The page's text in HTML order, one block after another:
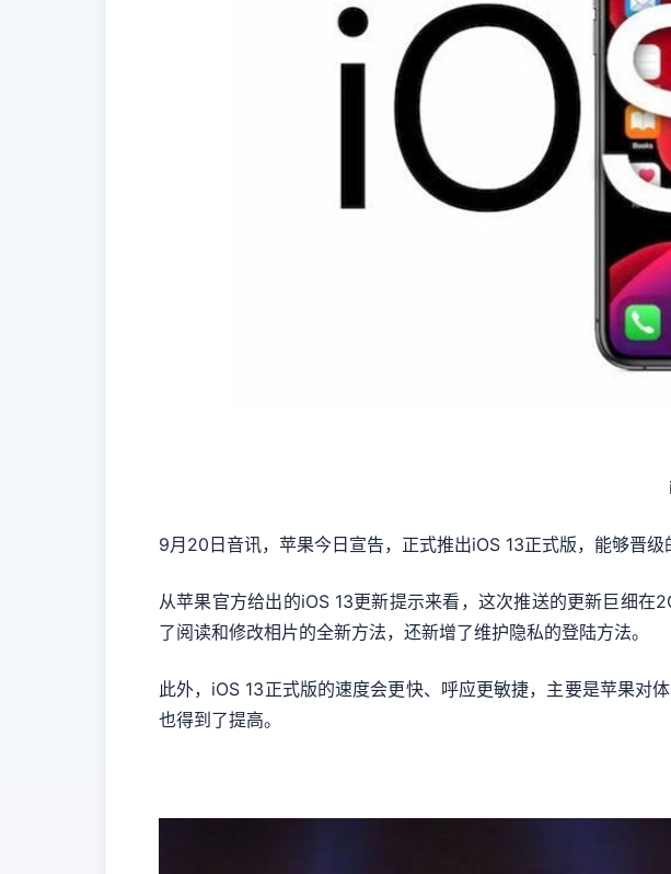
9月20日音讯，苹果今日宣告，正式推出iOS 13正式版，能够晋
从苹果官方给出的iOS 13更新提示来看，这次推送的更新巨细
了阅读和修改相片的全新方法，还新增了维护隐私的登陆方法。
此外，iOS 13正式版的速度会更快、呼应更敏捷，主要是苹果
也得到了提高。